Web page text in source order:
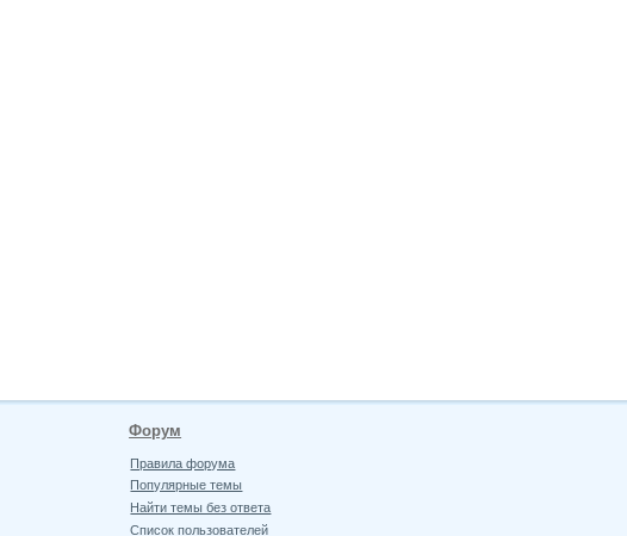
Форум
Правила форума
Популярные темы
Найти темы без ответа
Список пользователей